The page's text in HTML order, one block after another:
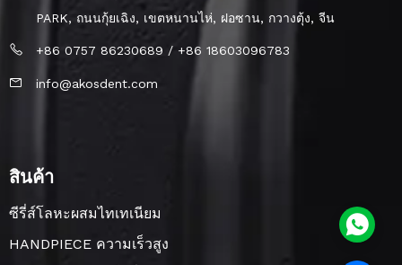
PARK, ถนนกุ้ยเฉิง, เขตหนานไห่, ฝอซาน, กวางตุ้ง, จีน
+86 0757 86230689 / +86 18603096783
info@akosdent.com
สินค้า
ซีรี่ส์โลหะผสมไทเทเนียม
HANDPIECE ความเร็วสูง